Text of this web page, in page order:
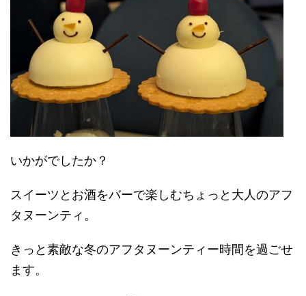
いかがでしたか？
スイーツとお酒をバーで楽しむちょっと大人のアフ
タヌーンティ。
きっと素敵な冬のアフタヌーンティー時間を過ごせ
ます。